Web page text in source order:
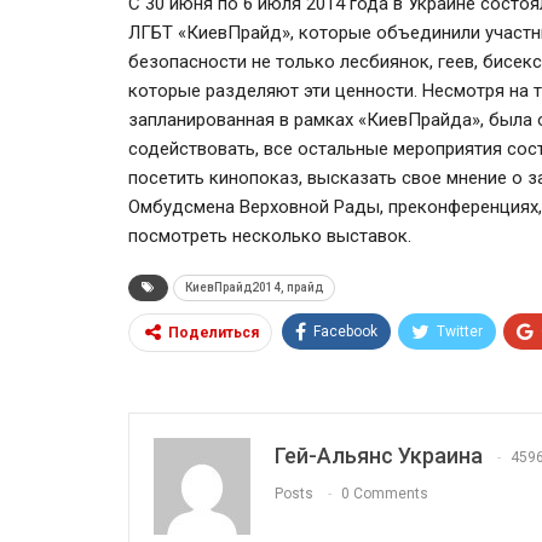
ЛГБТ «КиевПрайд», которые объединили
безопасности не только лесбиянок, геев,
которые разделяют эти ценности. Несмотря на
запланированная в рамках «КиевПрайда», была
содействовать, все остальные мероприятия
посетить кинопоказ, высказать свое мнение о
Омбудсмена Верховной Рады,
посмотреть несколько выставок.
КиевПрайд2014, прайд
Поделиться Facebook Twitter
Гей-Альянс Украина 4596
Posts 0 Comments